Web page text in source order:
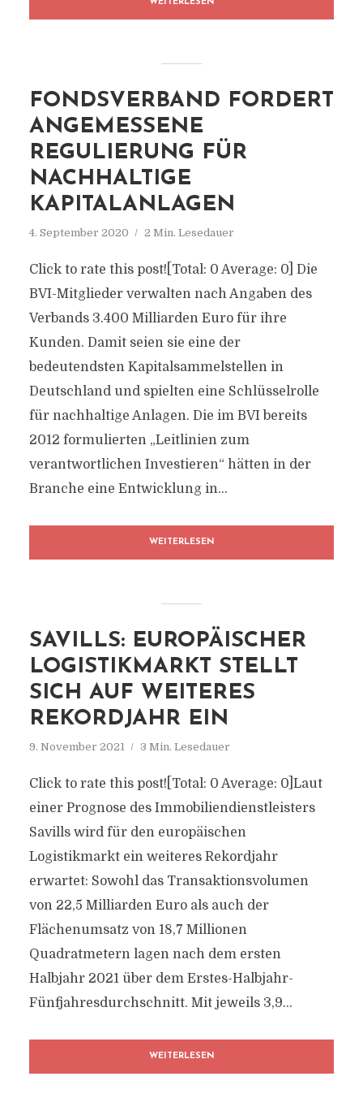
FONDSVERBAND FORDERT
ANGEMESSENE
REGULIERUNG FÜR
NACHHALTIGE
KAPITALANLAGEN
4. September 2020 2 Min. Lesedauer
Click to rate this post![Total: 0 Average: 0] Die
BVI-Mitglieder verwalten nach Angaben des
Verbands 3.400 Milliarden Euro für ihre
Kunden. Damit seien sie eine der
bedeutendsten Kapitalsammelstellen in
Deutschland und spielten eine Schlüsselrolle
für nachhaltige Anlagen. Die im BVI bereits
2012 formulierten „Leitlinien zum
verantwortlichen Investieren“ hätten in der
Branche eine Entwicklung in...
WEITERLESEN
SAVILLS: EUROPÄISCHER
LOGISTIKMARKT STELLT
SICH AUF WEITERES
REKORDJAHR EIN
9. November 2021 3 Min. Lesedauer
Click to rate this post![Total: 0 Average: 0]Laut
einer Prognose des Immobiliendienstleisters
Savills wird für den europäischen
Logistikmarkt ein weiteres Rekordjahr
erwartet: Sowohl das Transaktionsvolumen
von 22,5 Milliarden Euro als auch der
Flächenumsatz von 18,7 Millionen
Quadratmetern lagen nach dem ersten
Halbjahr 2021 über dem Erstes-Halbjahr-
Fünfjahresdurchschnitt. Mit jeweils 3,9...
WEITERLESEN